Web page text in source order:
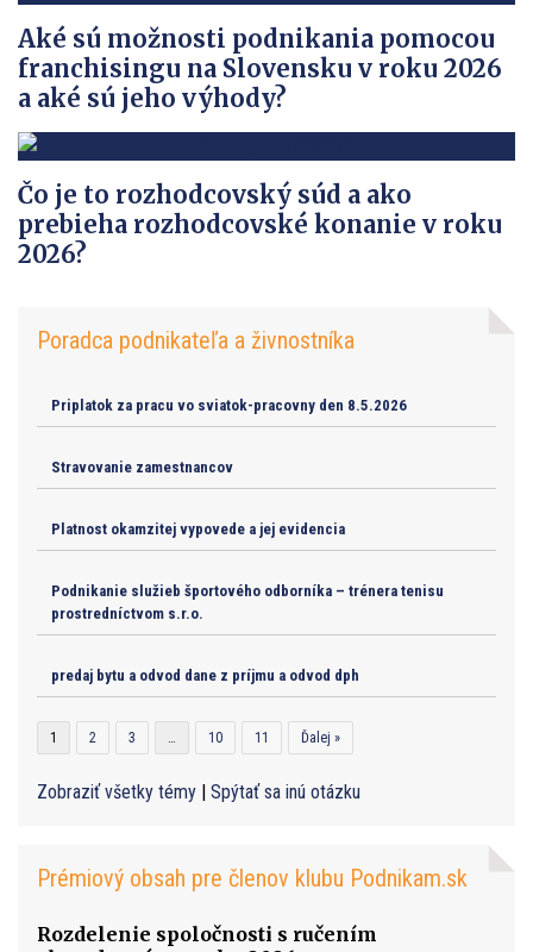
Aké sú možnosti podnikania pomocou
franchisingu na Slovensku v roku 2026
a aké sú jeho výhody?
Čo je to rozhodcovský súd a ako
prebieha rozhodcovské konanie v roku
2026?
Poradca podnikateľa a živnostníka
Priplatok za pracu vo sviatok-pracovny den 8.5.2026
Stravovanie zamestnancov
Platnost okamzitej vypovede a jej evidencia
Podnikanie služieb športového odborníka – trénera tenisu
prostredníctvom s.r.o.
predaj bytu a odvod dane z príjmu a odvod dph
1 2 3 … 10 11 Ďalej »
Zobraziť všetky témy | Spýtať sa inú otázku
Prémiový obsah pre členov klubu Podnikam.sk
Rozdelenie spoločnosti s ručením